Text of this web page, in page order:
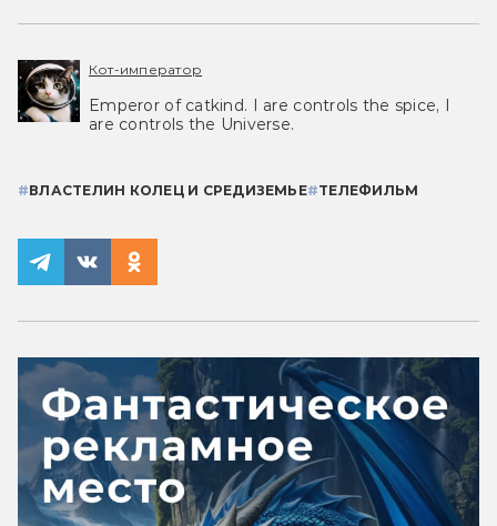
Кот-император
Emperor of catkind. I are controls the spice, I
are controls the Universe.
#ВЛАСТЕЛИН КОЛЕЦ И СРЕДИЗЕМЬЕ#ТЕЛЕФИЛЬМ